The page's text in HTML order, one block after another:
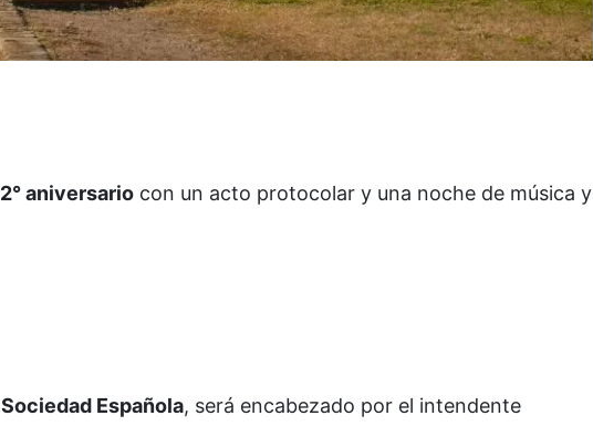
aniversario con un acto protocolar y una noche de música y
Española, será encabezado por el intendente